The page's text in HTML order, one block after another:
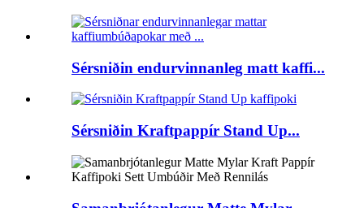
Sérsniðin endurvinnanleg matt kaffi...
Sérsniðin Kraftpappír Stand Up...